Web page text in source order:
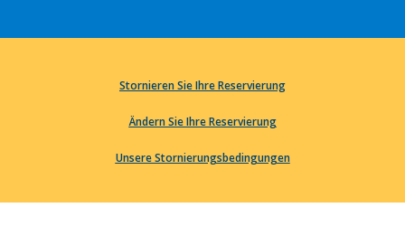
Stornieren Sie Ihre Reservierung
Ändern Sie Ihre Reservierung
Unsere Stornierungsbedingungen